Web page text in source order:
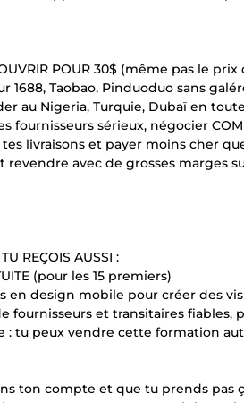
POUR 30$ (même pas le prix
1688, Taobao, Pinduoduo sans
au Nigeria, Turquie, Dubaï en
fournisseurs sérieux, négocier
livraisons et payer moins cher
avec de grosses marges
REÇOIS AUSSI :
(pour les 15 premiers)
en design mobile pour créer des
fournisseurs et transitaires fiables,
: tu peux vendre cette formation
ton compte et que tu prends pas